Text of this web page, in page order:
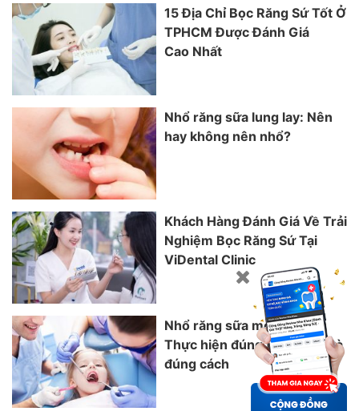
15 Địa Chỉ Bọc Răng Sứ Tốt Ở
TPHCM Được Đánh Giá
Cao Nhất
Nhổ răng sữa lung lay: Nên
hay không nên nhổ?
Khách Hàng Đánh Giá Về Trải
Nghiệm Bọc Răng Sứ Tại
ViDental Clinic
Nhổ răng sữa mọc lệch:
Thực hiện đúng thời điểm và
đúng cách